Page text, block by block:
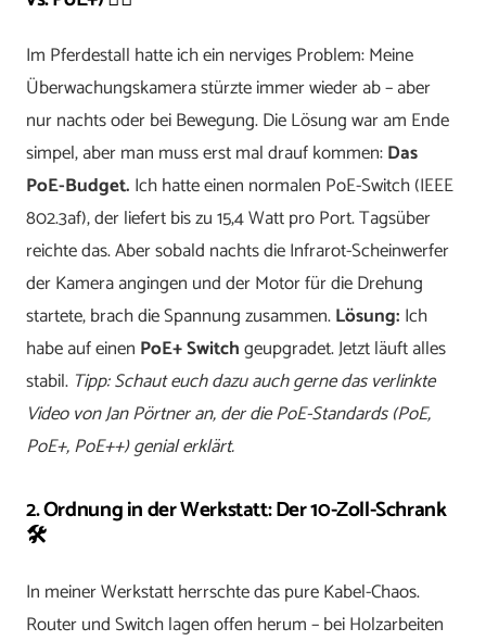
Im Pferdestall hatte ich ein nerviges Problem: Meine
Überwachungskamera stürzte immer wieder ab – aber
nur nachts oder bei Bewegung. Die Lösung war am Ende
simpel, aber man muss erst mal drauf kommen:Das
PoE-Budget. Ich hatte einen normalen PoE-Switch (IEEE
802.3af), der liefert bis zu 15,4 Watt pro Port. Tagsüber
reichte das. Aber sobald nachts die Infrarot-Scheinwerfer
der Kamera angingen und der Motor für die Drehung
startete, brach die Spannung zusammen.Lösung: Ich
habe auf einen PoE+ Switchgeupgradet. Jetzt läuft alles
stabil. Tipp: Schaut euch dazu auch gerne das verlinkte
Video von Jan Pörtner an, der die PoE-Standards (PoE,
PoE+, PoE++) genial erklärt.
2. Ordnung in der Werkstatt: Der 10-Zoll-Schrank
🛠️
In meiner Werkstatt herrschte das pure Kabel-Chaos.
Router und Switch lagen offen herum – bei Holzarbeiten